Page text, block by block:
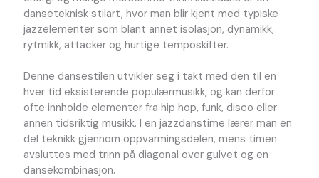
danseteknisk stilart, hvor man blir kjent med typiske
jazzelementer som blant annet isolasjon, dynamikk,
rytmikk, attacker og hurtige temposkifter.
Denne dansestilen utvikler seg i takt med den til en
hver tid eksisterende populærmusikk, og kan derfor
ofte innholde elementer fra hip hop, funk, disco eller
annen tidsriktig musikk. I en jazzdanstime lærer man en
del teknikk gjennom oppvarmingsdelen, mens timen
avsluttes med trinn på diagonal over gulvet og en
dansekombinasjon.